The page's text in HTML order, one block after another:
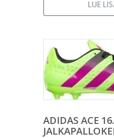
LUE
ADIDAS ACE